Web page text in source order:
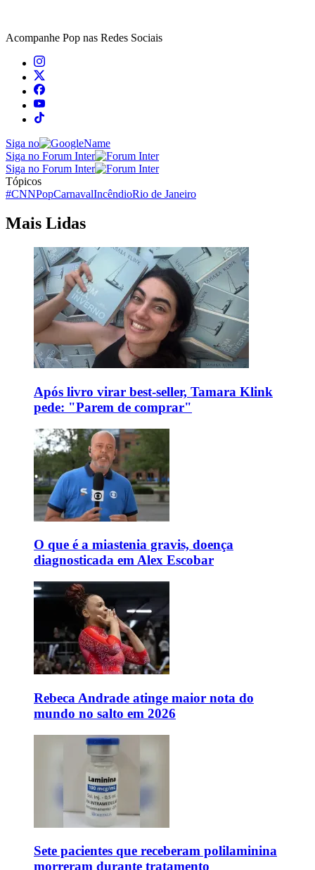
Acompanhe Pop nas Redes Sociais
Siga no
Siga no Forum Inter
Siga no Forum Inter
Tópicos
#CNNPopCarnavalIncêndioRio de Janeiro
Mais Lidas
Após livro virar best-seller, Tamara Klink
pede: "Parem de comprar"
O que é a miastenia gravis, doença
diagnosticada em Alex Escobar
Rebeca Andrade atinge maior nota do
mundo no salto em 2026
Sete pacientes que receberam polilaminina
morreram durante tratamento